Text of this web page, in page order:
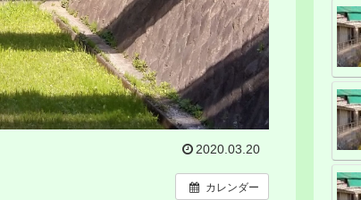
2020.03.20
カレンダー